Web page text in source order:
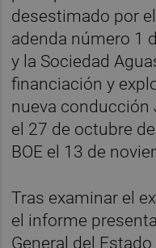
desestimado por
adenda número 1
y la Sociedad
financiación y
nueva conducción
el 27 de octubre
BOE el 13 de
Tras examinar el
el informe
General del